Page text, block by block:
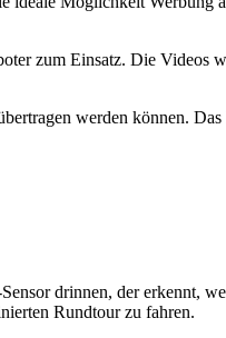
zum Einsatz. Die Videos
werden können.
drinnen, der erkennt,
Rundtour zu fahren.